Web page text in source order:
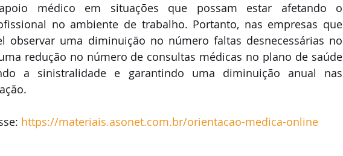
médico em situações que possam estar afetando o
no ambiente de trabalho. Portanto, nas empresas que
observar uma diminuição no número faltas desnecessárias no
redução no número de consultas médicas no plano de saúde
a sinistralidade e garantindo uma diminuição anual nas
https://materiais.asonet.com.br/orientacao-medica-online